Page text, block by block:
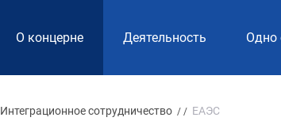
О концерне Деятельность Одно
Интеграционное сотрудничество / / ЕАЭС